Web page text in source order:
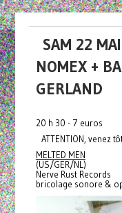
SAM 22
NOMEX +
GERLAND
20 h 30 - 7 euros
ATTENTION, venez
MELTED MEN
(US/GER/NL)
Nerve Rust Records
bricolage sonore &